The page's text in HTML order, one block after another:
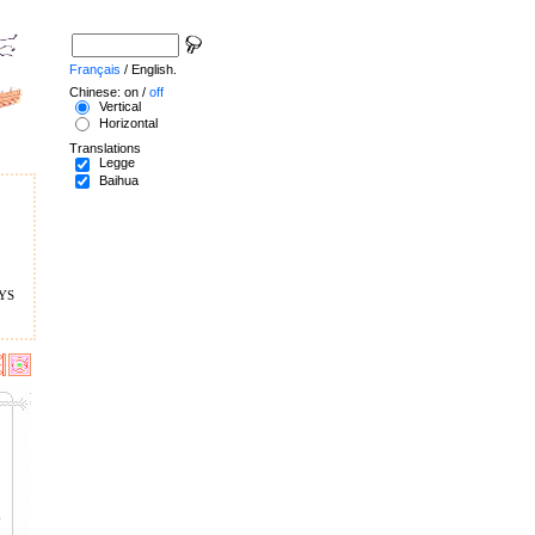
Français / English.
Chinese: on / off
Vertical
Horizontal
Translations
Legge
Baihua